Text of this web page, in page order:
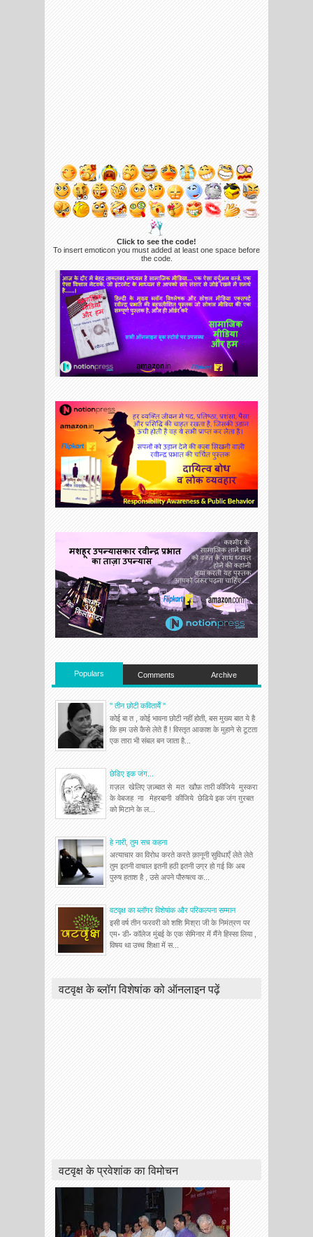
Click to see the code!
To insert emoticon you must added at least one space before
the code.
Populars Comments Archive
'' तीन छोटी कवितायेँ ''
कोई बा त , कोई भावना छोटी नहीं होती, बस मुख्य बात ये है
कि हम उसे कैसे लेते हैं ! विस्तृत आकाश के मुहाने से टूटता
एक तारा भी संबल बन जाता है...
छेडिए इक जंग...
ग़ज़ल खेलिए ज़ज़्बात से मत खौफ़ तारी कीजिये मुस्करा
के वेबजह ना मेहरबानी कीजिये छेडिये इक जंग ग़ुरबत
को मिटाने के ल...
हे नारी, तुम सच कहना
अत्याचार का विरोध करते करते क़ानूनी सुविधाएँ लेते लेते
तुम इतनी वाचाल इतनी हठी इतनी उग्र हो गई कि अब
पुरुष हताश है , उसे अपने पौरुषत्व क...
वटवृक्ष का ब्लॉगर विशेषांक और परिकल्पना सम्मान
इसी वर्ष तीन फरवरी को शशि मिश्रा जी के निमंत्रण पर
एम॰ डी॰ कॉलेज मुंबई के एक सेमिनार में मैंने हिस्सा लिया ,
विषय था उच्च शिक्षा में स...
वटवृक्ष के ब्लॉग विशेषांक को ऑनलाइन पढ़ें
वटवृक्ष के प्रवेशांक का विमोचन